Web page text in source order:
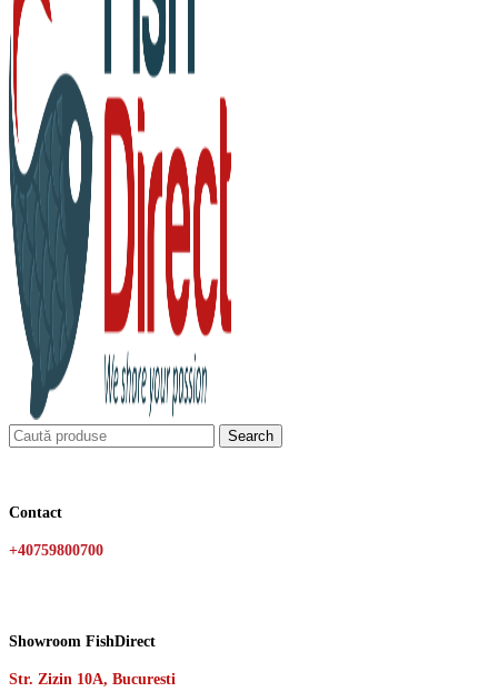
Search
Contact
+40759800700
Showroom FishDirect
Str. Zizin 10A, Bucuresti